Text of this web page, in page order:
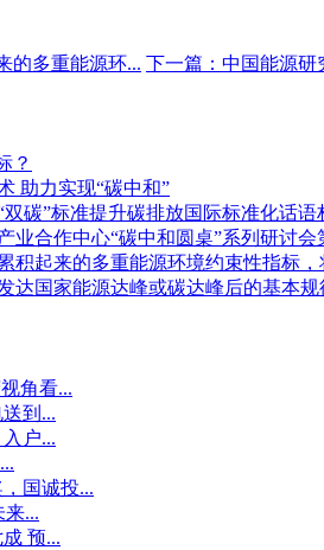
的多重能源环... 下一篇：中国能源研
？
助力实现“碳中和”
碳”标准提升碳排放国际标准化话语
业合作中心“碳中和圆桌”系列研讨会
积起来的多重能源环境约束性指标
达国家能源达峰或碳达峰后的基本规
角看...
到...
户...
国诚投...
来...
预...